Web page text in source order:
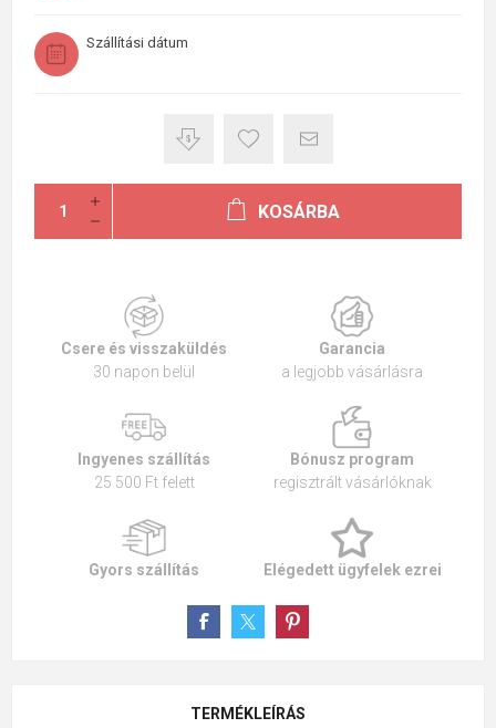
Szállítási dátum
KOSÁRBA
Csere és visszaküldés
30 napon belül
Garancia
a legjobb vásárlásra
Ingyenes szállítás
25 500 Ft felett
Bónusz program
regisztrált vásárlóknak
Gyors szállítás Elégedett ügyfelek ezrei
TERMÉKLEÍRÁS